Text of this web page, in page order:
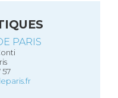
PARIS
57